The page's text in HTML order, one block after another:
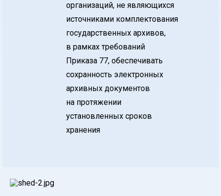
организаций, не являющихся
источниками комплектования
государственных архивов,
в рамках требований
Приказа 77, обеспечивать
сохранность электронных
архивных документов
на протяжении
установленных сроков
хранения